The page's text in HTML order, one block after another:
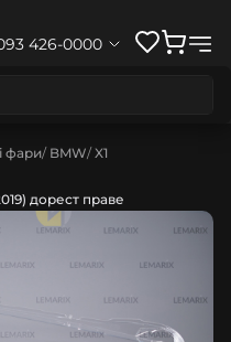
426-0000
фари BMW X1
дорест праве